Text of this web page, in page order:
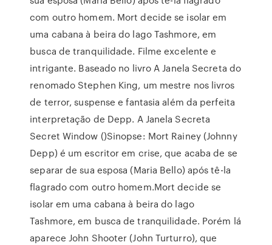
com outro homem. Mort decide se isolar em
uma cabana à beira do lago Tashmore, em
busca de tranquilidade. Filme excelente e
intrigante. Baseado no livro A Janela Secreta do
renomado Stephen King, um mestre nos livros
de terror, suspense e fantasia além da perfeita
interpretação de Depp. A Janela Secreta
Secret Window ()Sinopse: Mort Rainey (Johnny
Depp) é um escritor em crise, que acaba de se
separar de sua esposa (Maria Bello) após tê-la
flagrado com outro homem.Mort decide se
isolar em uma cabana à beira do lago
Tashmore, em busca de tranquilidade. Porém lá
aparece John Shooter (John Turturro), que